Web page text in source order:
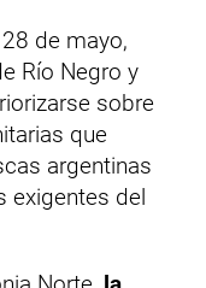
de mayo,
Río Negro y
sobre
que
argentinas
exigentes del